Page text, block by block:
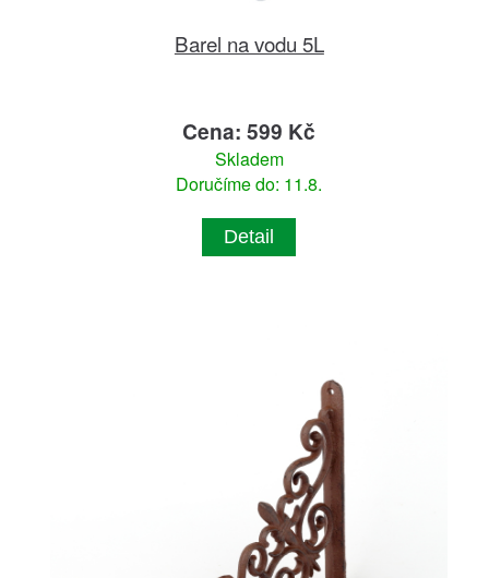
Barel na vodu 5L
Cena: 599 Kč
Skladem
Doručíme do: 11.8.
Detail